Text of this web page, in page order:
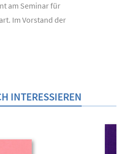
am Seminar für
Im Vorstand der
INTERESSIEREN